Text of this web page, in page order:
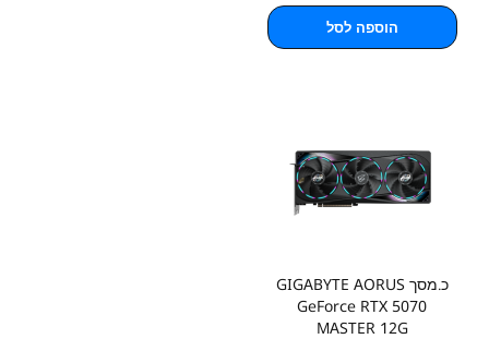
הוספה לסל
כ.מסך GIGABYTE AORUS
GeForce RTX 5070
MASTER 12G